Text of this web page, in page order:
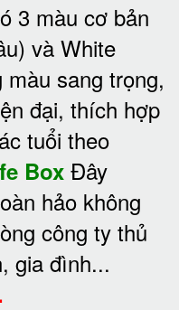
3 màu cơ bản
và White
sang trọng,
đại, thích hợp
tuổi theo
Box Đây
hảo không
công ty thủ
gia đình...